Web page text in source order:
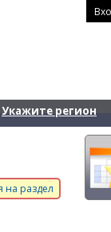
Укажите регион
на раздел